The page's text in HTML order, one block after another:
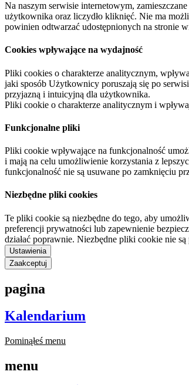
Na naszym serwisie internetowym,
użytkownika oraz liczydło kliknięć. Nie ma
powinien odtwarzać udostępnionych na stronie
Cookies wpływające na wydajność
Pliki cookies o charakterze analitycznym,
jaki sposób Użytkownicy poruszają się po
przyjazną i intuicyjną dla użytkownika.
Pliki cookie o charakterze analitycznym i
Funkcjonalne pliki
Pliki cookie wpływające na funkcjonalność
i mają na celu umożliwienie korzystania z
funkcjonalność nie są usuwane po zamknięciu
Niezbędne pliki cookies
Te pliki cookie są niezbędne do tego, aby
preferencji prywatności lub zapewnienie
działać poprawnie. Niezbędne pliki cookie nie
Ustawienia
Zaakceptuj
pagina
Kalendarium
Pominąłeś menu
menu